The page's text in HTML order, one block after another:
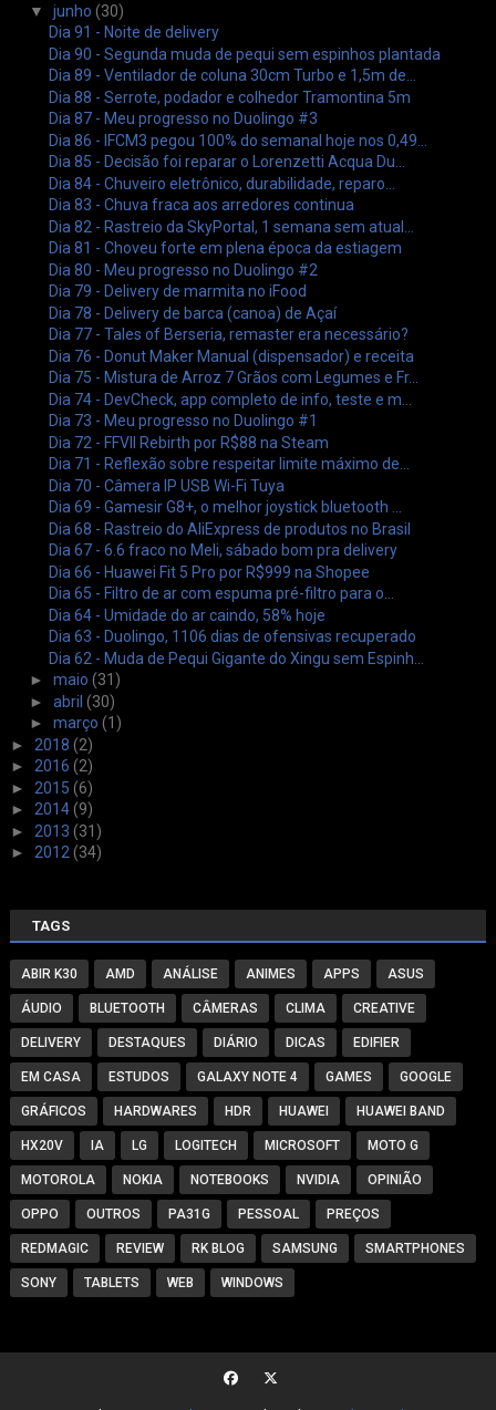
▼ junho (30)
Dia 91 - Noite de delivery
Dia 90 - Segunda muda de pequi sem espinhos plantada
Dia 89 - Ventilador de coluna 30cm Turbo e 1,5m de...
Dia 88 - Serrote, podador e colhedor Tramontina 5m
Dia 87 - Meu progresso no Duolingo #3
Dia 86 - IFCM3 pegou 100% do semanal hoje nos 0,49...
Dia 85 - Decisão foi reparar o Lorenzetti Acqua Du...
Dia 84 - Chuveiro eletrônico, durabilidade, reparo...
Dia 83 - Chuva fraca aos arredores continua
Dia 82 - Rastreio da SkyPortal, 1 semana sem atual...
Dia 81 - Choveu forte em plena época da estiagem
Dia 80 - Meu progresso no Duolingo #2
Dia 79 - Delivery de marmita no iFood
Dia 78 - Delivery de barca (canoa) de Açaí
Dia 77 - Tales of Berseria, remaster era necessário?
Dia 76 - Donut Maker Manual (dispensador) e receita
Dia 75 - Mistura de Arroz 7 Grãos com Legumes e Fr...
Dia 74 - DevCheck, app completo de info, teste e m...
Dia 73 - Meu progresso no Duolingo #1
Dia 72 - FFVII Rebirth por R$88 na Steam
Dia 71 - Reflexão sobre respeitar limite máximo de...
Dia 70 - Câmera IP USB Wi-Fi Tuya
Dia 69 - Gamesir G8+, o melhor joystick bluetooth ...
Dia 68 - Rastreio do AliExpress de produtos no Brasil
Dia 67 - 6.6 fraco no Meli, sábado bom pra delivery
Dia 66 - Huawei Fit 5 Pro por R$999 na Shopee
Dia 65 - Filtro de ar com espuma pré-filtro para o...
Dia 64 - Umidade do ar caindo, 58% hoje
Dia 63 - Duolingo, 1106 dias de ofensivas recuperado
Dia 62 - Muda de Pequi Gigante do Xingu sem Espinh...
► maio (31)
► abril (30)
► março (1)
► 2018 (2)
► 2016 (2)
► 2015 (6)
► 2014(9)
► 2013 (31)
► 2012 (34)
TAGS
ABIR K30 AMD ANÁLISE ANIMES APPS ASUS
ÁUDIO BLUETOOTH CÂMERAS CLIMA CREATIVE
DELIVERY DESTAQUES DIÁRIO DICAS EDIFIER
EM CASA ESTUDOS GALAXY NOTE 4 GAMES GOOGLE
GRÁFICOS HARDWARES HDR HUAWEI HUAWEI BAND
HX20V IA LG LOGITECH MICROSOFT MOTO G
MOTOROLA NOKIA NOTEBOOKS NVIDIA OPINIÃO
OPPO OUTROS PA31G PESSOAL PREÇOS
REDMAGIC REVIEW RK BLOG SAMSUNG SMARTPHONES
SONY TABLETS WEB WINDOWS